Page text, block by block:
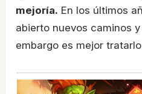
mejoría. En los últimos
abierto nuevos caminos
embargo es mejor